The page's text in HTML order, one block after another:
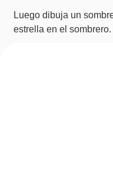
Luego dibuja un
estrella en el sombrero.